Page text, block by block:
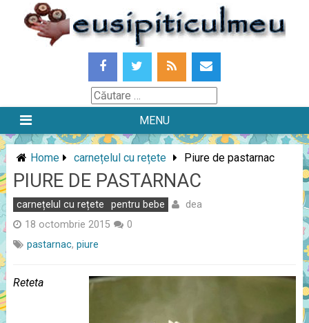
content
Căutare
MENU
Home carnețelul cu rețete Piure de pastarnac
PIURE DE PASTARNAC
carnețelul cu rețete pentru bebe dea
18 octombrie 2015
0
pastarnac, piure
Reteta